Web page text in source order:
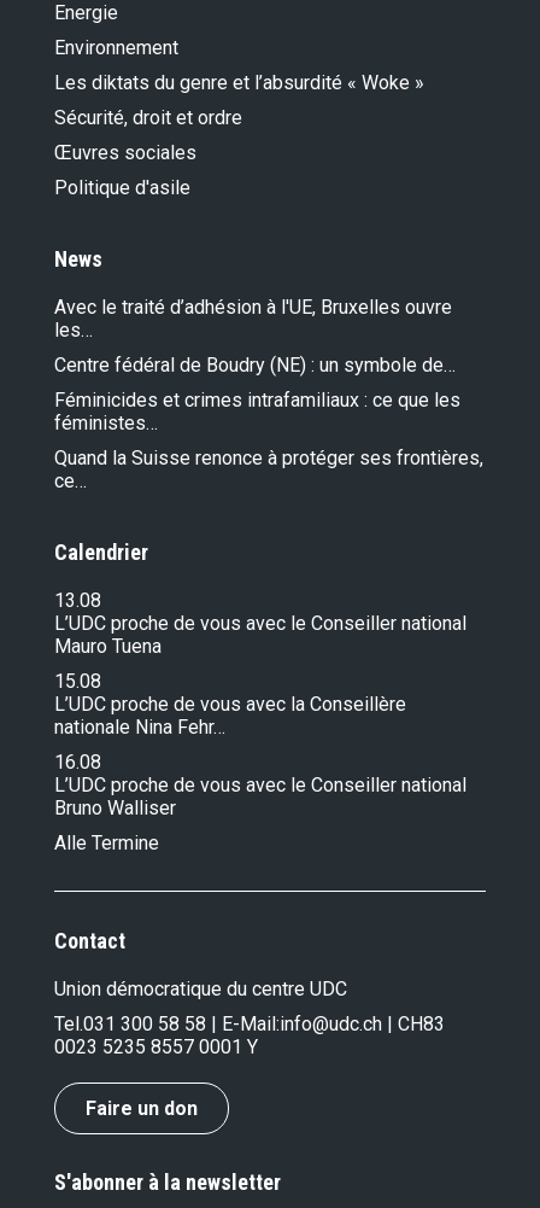
Energie
Environnement
Les diktats du genre et l’absurdité « Woke »
Sécurité, droit et ordre
Œuvres sociales
Politique d'asile
News
Avec le traité d’adhésion à l'UE, Bruxelles ouvre
les…
Centre fédéral de Boudry (NE) : un symbole de…
Féminicides et crimes intrafamiliaux : ce que les
féministes…
Quand la Suisse renonce à protéger ses frontières,
ce…
Calendrier
13.08
L’UDC proche de vous avec le Conseiller national
Mauro Tuena
15.08
L’UDC proche de vous avec la Conseillère
nationale Nina Fehr…
16.08
L’UDC proche de vous avec le Conseiller national
Bruno Walliser
Alle Termine
Contact
Union démocratique du centre UDC
Tel.031 300 58 58 | E-Mail:info@udc.ch | CH83
0023 5235 8557 0001 Y
Faire un don
S'abonner à la newsletter